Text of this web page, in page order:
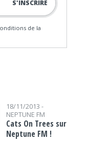
de la
18/11/2013 -
NEPTUNE FM
Cats On Trees sur
Neptune FM !